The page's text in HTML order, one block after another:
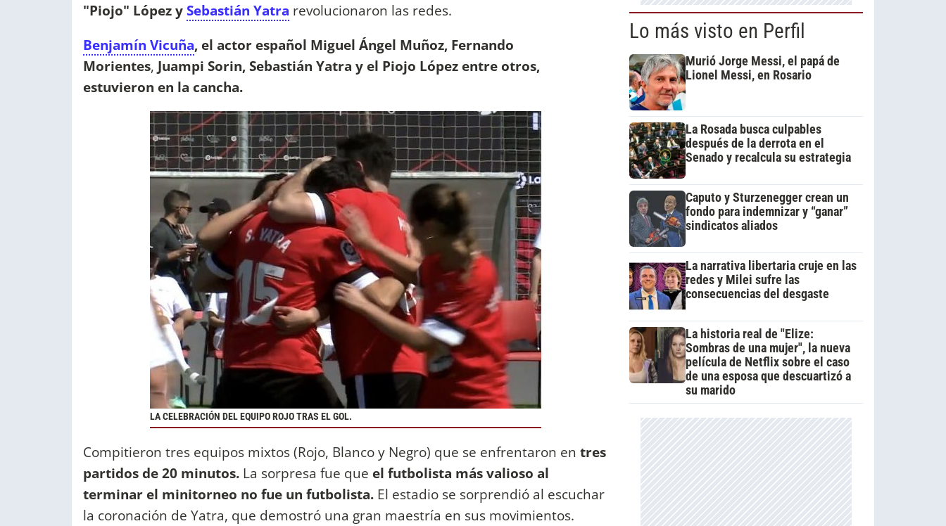
"Piojo" López ySebastián Yatra revolucionaron las redes.
Benjamín Vicuña, el actor español Miguel Ángel Muñoz, Fernando
Morientes, Juampi Sorin, Sebastián Yatra y el Piojo López entre otros,
estuvieron en la cancha.
LA CELEBRACIÓN DEL EQUIPO ROJO TRAS EL GOL.
Compitieron tres equipos mixtos (Rojo, Blanco y Negro) que se enfrentaron en tres
partidos de 20 minutos. La sorpresa fue que el futbolista más valioso al
terminar el minitorneo no fue un futbolista. El estadio se sorprendió al escuchar
la coronación de Yatra, que demostró una gran maestría en sus movimientos.
Lo más visto en Perfil
Murió Jorge Messi, el papá de
Lionel Messi, en Rosario
La Rosada busca culpables
después de la derrota en el
Senado y recalcula su estrategia
Caputo y Sturzenegger crean un
fondo para indemnizar y “ganar”
sindicatos aliados
La narrativa libertaria cruje en las
redes y Milei sufre las
consecuencias del desgaste
La historia real de "Elize:
Sombras de una mujer", la nueva
película de Netflix sobre el caso
de una esposa que descuartizó a
su marido